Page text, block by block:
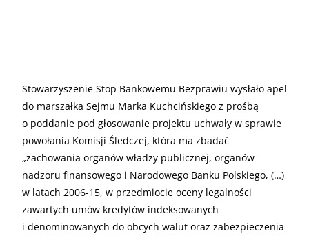
Stowarzyszenie Stop Bankowemu Bezprawiu wysłało apel
do marszałka Sejmu Marka Kuchcińskiego z prośbą
o poddanie pod głosowanie projektu uchwały w sprawie
powołania Komisji Śledczej, która ma zbadać
„zachowania organów władzy publicznej, organów
nadzoru finansowego i Narodowego Banku Polskiego, (…)
w latach 2006-15, w przedmiocie oceny legalności
zawartych umów kredytów indeksowanych
i denominowanych do obcych walut oraz zabezpieczenia